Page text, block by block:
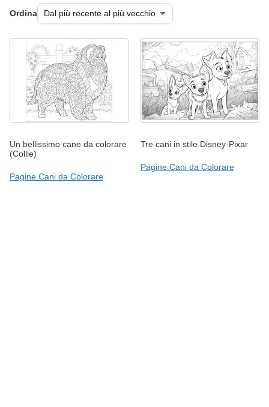
Ordina
Un bellissimo cane da colorare
(Collie)
Pagine Cani da Colorare
Tre cani in stile Disney-Pixar
Pagine Cani da Colorare